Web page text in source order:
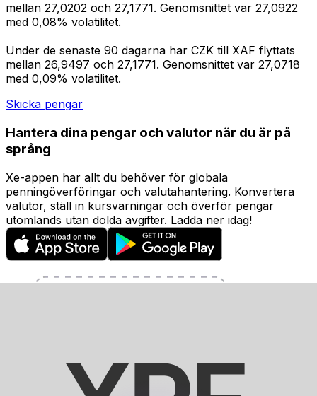
mellan 27,0202 och 27,1771. Genomsnittet var 27,0922
med 0,08% volatilitet.
Under de senaste 90 dagarna har CZK till XAF flyttats
mellan 26,9497 och 27,1771. Genomsnittet var 27,0718
med 0,09% volatilitet.
Skicka pengar
Hantera dina pengar och valutor när du är på
språng
Xe-appen har allt du behöver för globala
penningöverföringar och valutahantering. Konvertera
valutor, ställ in kursvarningar och överför pengar
utomlands utan dolda avgifter. Ladda ner idag!